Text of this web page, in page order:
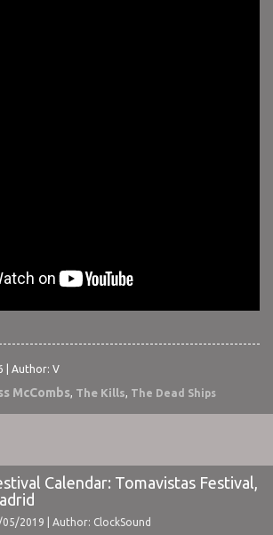
| Author: V
McCombs, The Kills, The Dead Ships
Calendar: Tomavistas Festival,
05/2019 | Author: ClockSound